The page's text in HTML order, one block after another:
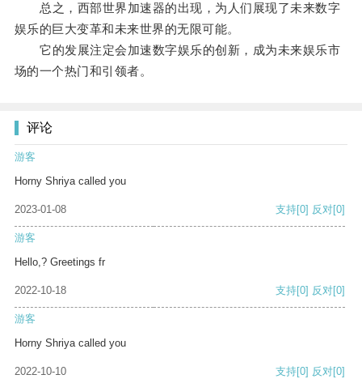
总之，西部世界加速器的出现，为人们展现了未来数字
娱乐的巨大变革和未来世界的无限可能。
它的发展注定会加速数字娱乐的创新，成为未来娱乐市
场的一个热门和引领者。
评论
游客
Horny Shriya called you
2023-01-08 支持[0] 反对[0]
游客
Hello,? Greetings fr
2022-10-18 支持[0] 反对[0]
游客
Horny Shriya called you
2022-10-10 支持[0] 反对[0]